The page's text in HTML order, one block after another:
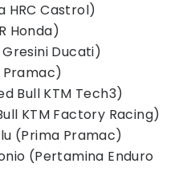
HRC Castrol)
Honda)
Ducati)
Bull KTM Tech3)
KTM Factory Racing)
(Prima Pramac)
(Pertamina Enduro